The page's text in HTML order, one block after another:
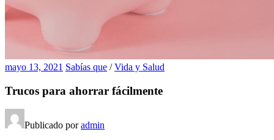
mayo 13, 2021 Sabías que /Vida y Salud
Trucos para ahorrar fácilmente
Publicado poradmin